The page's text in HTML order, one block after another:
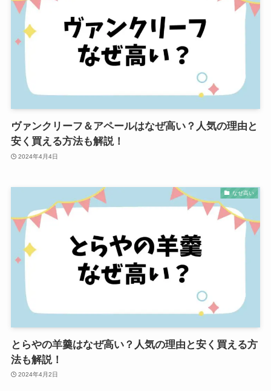
ヴァンクリーフ＆アペールはなぜ高い？人気の理由と
安く買える方法も解説！
2024年4月4日
なぜ高い
とらやの羊羹はなぜ高い？人気の理由と安く買える方
法も解説！
2024年4月2日